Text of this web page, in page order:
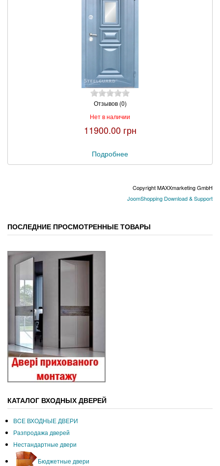
Отзывов (0)
Нет в наличии
11900.00 грн
Подробнее
Copyright MAXXmarketing GmbH
JoomShopping Download & Support
ПОСЛЕДНИЕ ПРОСМОТРЕННЫЕ ТОВАРЫ
КАТАЛОГ ВХОДНЫХ ДВЕРЕЙ
ВCЕ ВХОДНЫЕ ДВЕРИ
Разпродажа дверей
Нестандартные двери
Бюджетные двери